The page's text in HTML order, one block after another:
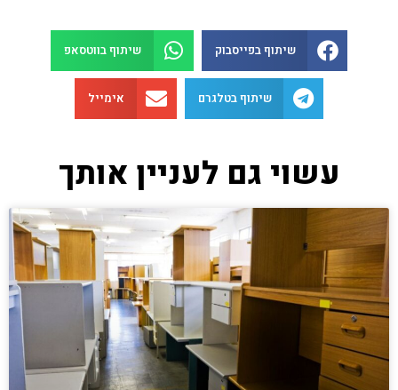
שיתוף בפייסבוק שיתוף בווטסאפ
שיתוף בטלגרם אימייל
עשוי גם לעניין אותך